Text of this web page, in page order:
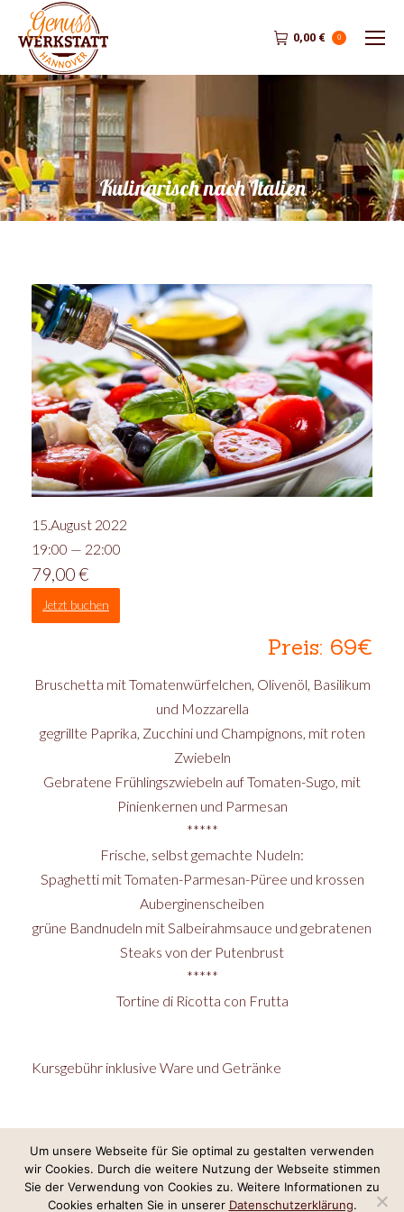
0,00 € 0
Kulinarisch nach Italien
Preis: 69€
Bruschetta mit Tomatenwürfelchen, Olivenöl, Basilikum
und Mozzarella
gegrillte Paprika, Zucchini und Champignons, mit roten
Zwiebeln
Gebratene Frühlingszwiebeln auf Tomaten-Sugo, mit
Pinienkernen und Parmesan
*****
Frische, selbst gemachte Nudeln:
Spaghetti mit Tomaten-Parmesan-Püree und krossen
Auberginenscheiben
grüne Bandnudeln mit Salbeirahmsauce und gebratenen
Steaks von der Putenbrust
*****
Tortine di Ricotta con Frutta
Kursgebühr inklusive Ware und Getränke
15.August 2022
19:00 — 22:00
79,00€
Jetzt buchen
Internetkonzept & Umsetzung:LeineGlück Online-Marketing,Webdesign
Hannover
Um unsere Webseite für Sie optimal zu gestalten verwenden
wir Cookies. Durch die weitere Nutzung der Webseite stimmen
Sie der Verwendung von Cookies zu. Weitere Informationen zu
Cookies erhalten Sie in unserer Datenschutzerklärung.